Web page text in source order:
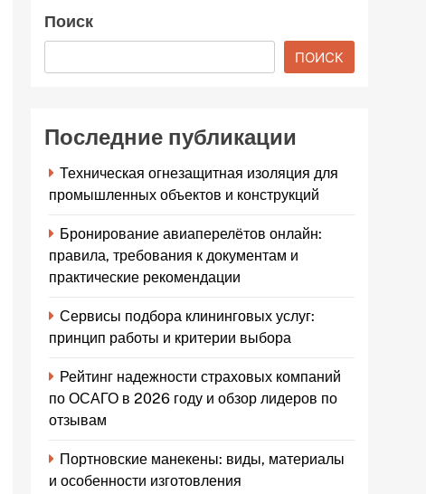
Поиск
ПОИСК
Последние публикации
Техническая огнезащитная изоляция для
промышленных объектов и конструкций
Бронирование авиаперелётов онлайн:
правила, требования к документам и
практические рекомендации
Сервисы подбора клининговых услуг:
принцип работы и критерии выбора
Рейтинг надежности страховых компаний
по ОСАГО в 2026 году и обзор лидеров по
отзывам
Портновские манекены: виды, материалы
и особенности изготовления